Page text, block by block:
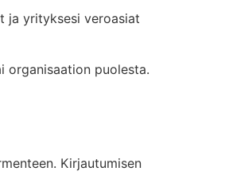
ja yrityksesi veroasiat
organisaation puolesta.
Kirjautumisen